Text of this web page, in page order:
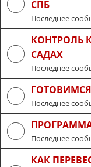
СПБ
Последнее
КОНТРОЛЬ
САДАХ
Последнее
Последнее
Последнее
КАК